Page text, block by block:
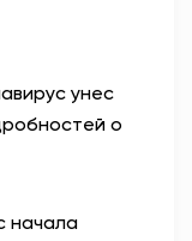
унес
о
начала